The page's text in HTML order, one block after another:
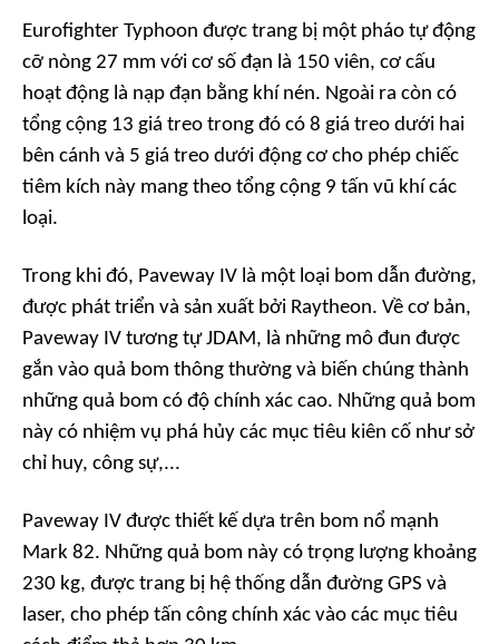
Eurofighter Typhoon được trang bị một pháo tự động
cỡ nòng 27 mm với cơ số đạn là 150 viên, cơ cấu
hoạt động là nạp đạn bằng khí nén. Ngoài ra còn có
tổng cộng 13 giá treo trong đó có 8 giá treo dưới hai
bên cánh và 5 giá treo dưới động cơ cho phép chiếc
tiêm kích này mang theo tổng cộng 9 tấn vũ khí các
loại.
Trong khi đó, Paveway IV là một loại bom dẫn đường,
được phát triển và sản xuất bởi Raytheon. Về cơ bản,
Paveway IV tương tự JDAM, là những mô đun được
gắn vào quả bom thông thường và biến chúng thành
những quả bom có độ chính xác cao. Những quả bom
này có nhiệm vụ phá hủy các mục tiêu kiên cố như sở
chỉ huy, công sự,...
Paveway IV được thiết kế dựa trên bom nổ mạnh
Mark 82. Những quả bom này có trọng lượng khoảng
230 kg, được trang bị hệ thống dẫn đường GPS và
laser, cho phép tấn công chính xác vào các mục tiêu